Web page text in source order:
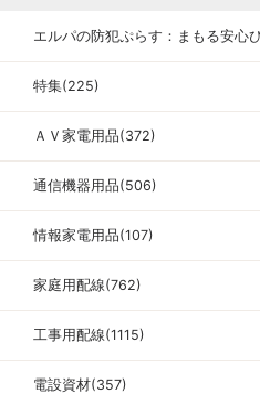
エルパの防犯ぷらす：まもる安心
特集(225)
ＡＶ家電用品(372)
通信機器用品(506)
情報家電用品(107)
家庭用配線(762)
工事用配線(1115)
電設資材(357)